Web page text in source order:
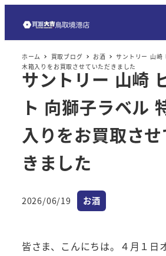
ホーム 買取ブログ お酒
サントリー 山崎
木箱入りをお買取させていただきました
サントリー 山崎
ト 向獅子ラベル
入りをお買取さ
きました
投稿日
2026/06/19 カテゴリー
お酒
皆さま、こんにちは。４月１日